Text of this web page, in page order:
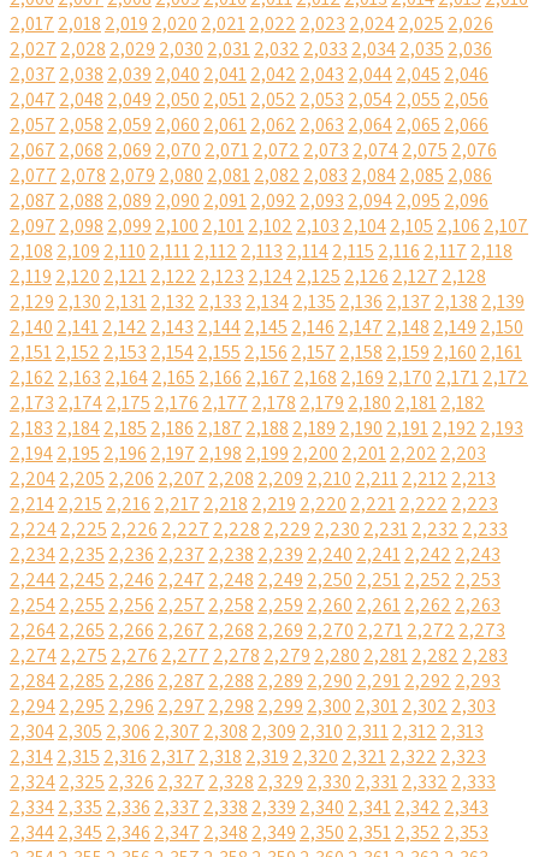
2,017 2,018 2,019 2,020 2,0212,022 2,023 2,0242,025 2,026
2,027 2,028 2,029 2,030 2,0312,032 2,033 2,0342,035 2,036
2,037 2,038 2,039 2,040 2,0412,042 2,043 2,0442,045 2,046
2,047 2,048 2,049 2,050 2,0512,052 2,053 2,0542,055 2,056
2,057 2,058 2,059 2,060 2,0612,062 2,063 2,0642,065 2,066
2,067 2,068 2,069 2,070 2,0712,072 2,073 2,0742,075 2,076
2,077 2,078 2,079 2,080 2,0812,082 2,083 2,0842,085 2,086
2,087 2,088 2,089 2,090 2,0912,092 2,093 2,0942,095 2,096
2,097 2,098 2,099 2,100 2,1012,102 2,103 2,1042,105 2,106 2,107
2,108 2,109 2,110 2,1112,112 2,113 2,1142,115 2,116 2,117 2,118
2,119 2,120 2,1212,122 2,123 2,1242,125 2,126 2,127 2,128
2,129 2,130 2,1312,132 2,133 2,1342,135 2,136 2,137 2,138 2,139
2,140 2,1412,142 2,143 2,1442,145 2,146 2,147 2,148 2,149 2,150
2,1512,152 2,153 2,1542,155 2,156 2,157 2,158 2,159 2,160 2,161
2,162 2,163 2,1642,165 2,166 2,167 2,168 2,169 2,170 2,1712,172
2,173 2,1742,175 2,176 2,177 2,178 2,179 2,180 2,1812,182
2,183 2,1842,185 2,186 2,187 2,188 2,189 2,190 2,1912,192 2,193
2,1942,195 2,196 2,197 2,198 2,199 2,200 2,2012,202 2,203
2,2042,205 2,206 2,207 2,208 2,209 2,210 2,2112,212 2,213
2,2142,215 2,216 2,217 2,218 2,219 2,220 2,2212,222 2,223
2,2242,225 2,226 2,227 2,228 2,229 2,230 2,2312,232 2,233
2,2342,235 2,236 2,237 2,238 2,239 2,240 2,2412,242 2,243
2,2442,245 2,246 2,247 2,248 2,249 2,250 2,2512,252 2,253
2,2542,255 2,256 2,257 2,258 2,259 2,260 2,2612,262 2,263
2,2642,265 2,266 2,267 2,268 2,269 2,270 2,2712,272 2,273
2,2742,275 2,276 2,277 2,278 2,279 2,280 2,2812,282 2,283
2,2842,285 2,286 2,287 2,288 2,289 2,290 2,2912,292 2,293
2,2942,295 2,296 2,297 2,298 2,299 2,300 2,3012,302 2,303
2,3042,305 2,306 2,307 2,308 2,309 2,310 2,3112,312 2,313
2,3142,315 2,316 2,317 2,318 2,319 2,320 2,3212,322 2,323
2,3242,325 2,326 2,327 2,328 2,329 2,330 2,3312,332 2,333
2,3342,335 2,336 2,337 2,338 2,339 2,340 2,3412,342 2,343
2,3442,345 2,346 2,347 2,348 2,349 2,350 2,3512,352 2,353